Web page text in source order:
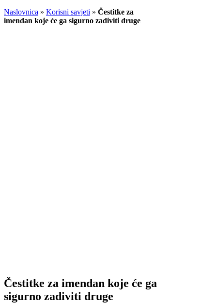
Naslovnica » Korisni savjeti » Čestitke za
imendan koje će ga sigurno zadiviti druge
Čestitke za imendan koje će ga
sigurno zadiviti druge